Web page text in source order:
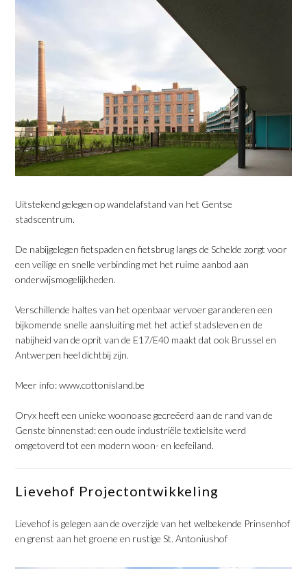
Uitstekend gelegen op wandelafstand van het Gentse
stadscentrum.
De nabijgelegen fietspaden en fietsbrug langs de Schelde zorgt voor
een veilige en snelle verbinding met het ruime aanbod aan
onderwijsmogelijkheden.
Verschillende haltes van het openbaar vervoer garanderen een
bijkomende snelle aansluiting met het actief stadsleven en de
nabijheid van de oprit van de E17/E40 maakt dat ook Brussel en
Antwerpen heel dichtbij zijn.
Meer info:www.cottonisland.be
Oryx heeft een unieke woonoase gecreëerd aan de rand van de
Genste binnenstad: een oude industriële textielsite werd
omgetoverd tot een modern woon- en leefeiland.
Lievehof Projectontwikkeling
Lievehof is gelegen aan de overzijde van het welbekende Prinsenhof
en grenst aan het groene en rustige St. Antoniushof